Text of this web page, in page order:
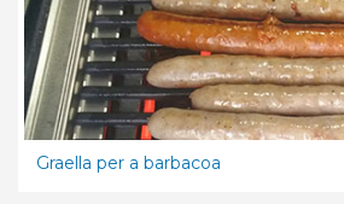
Graella per a barbacoa